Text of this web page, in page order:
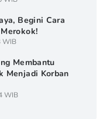
Begini Cara
WIB
Membantu
Menjadi Korban
WIB